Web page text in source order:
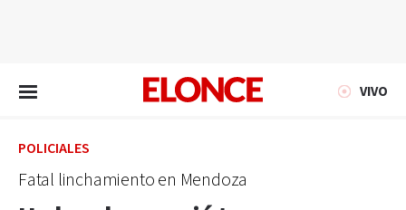
VIVO
POLICIALES
Fatal linchamiento en Mendoza